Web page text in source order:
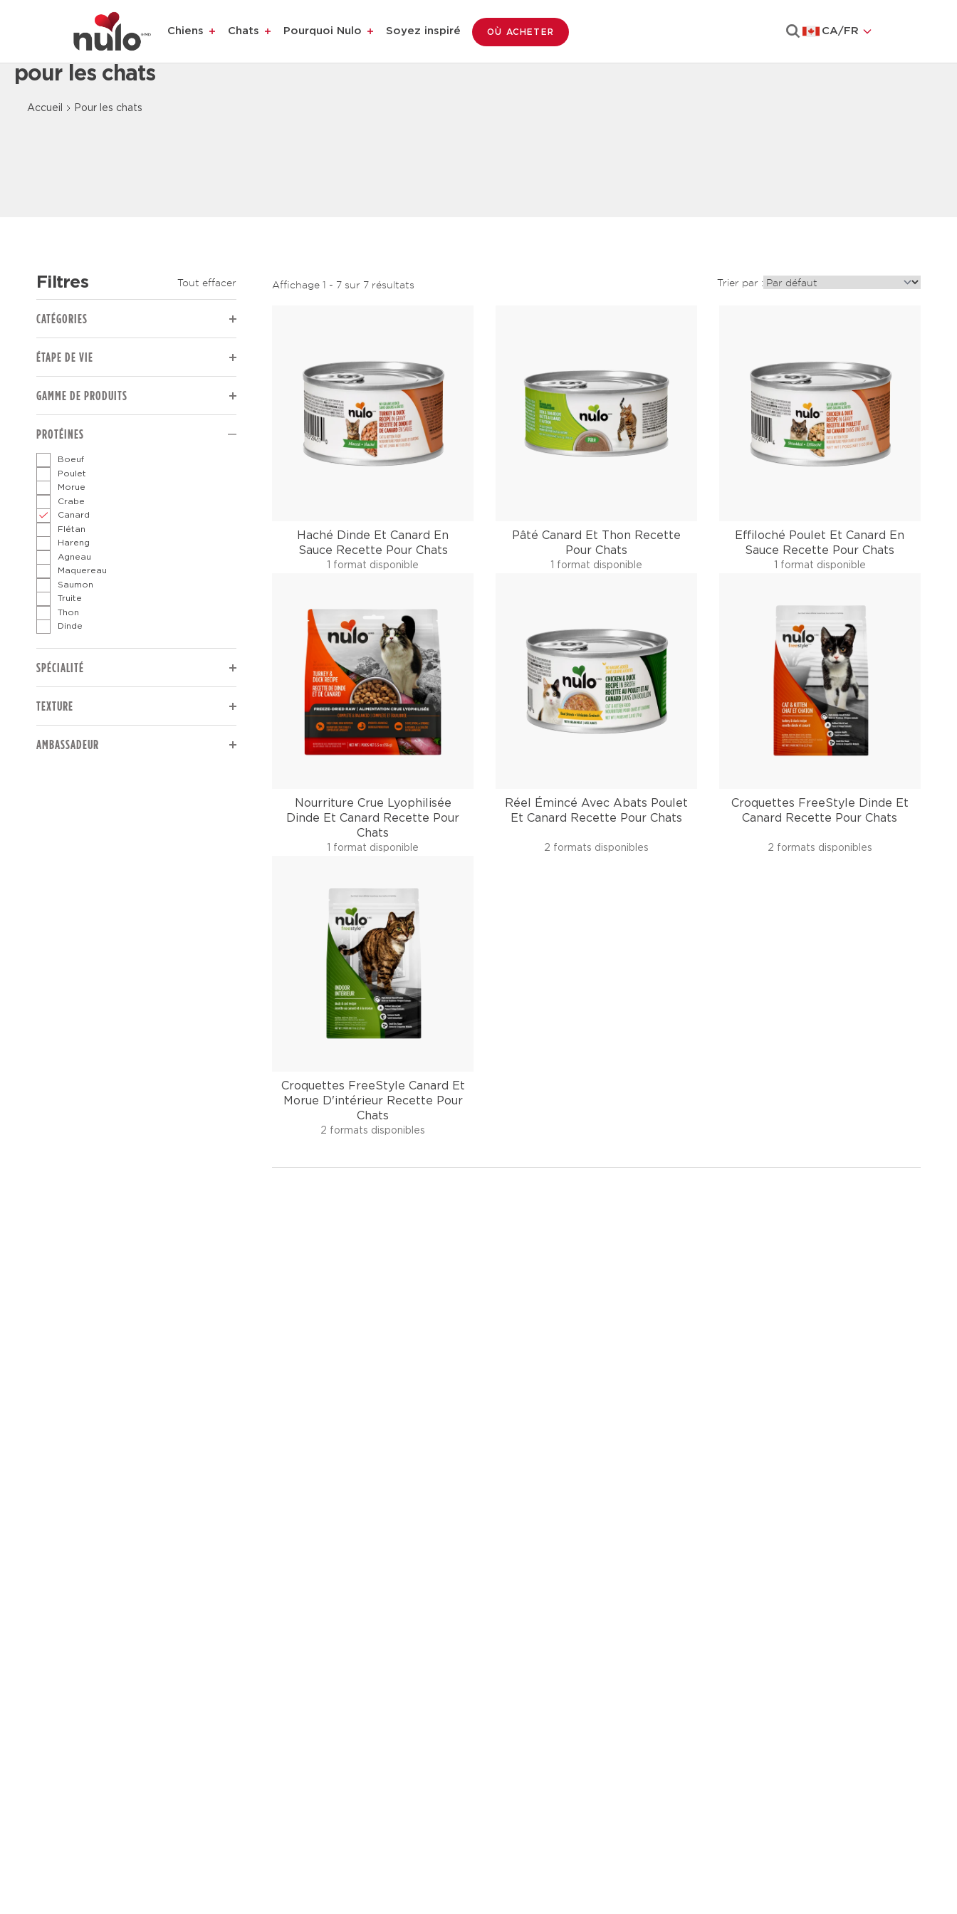
Chiens Chats Pourquoi Nulo Soyez inspiré OÙ ACHETER Rechercher
CA/ FR
Content Loaded
pour les chats
Accueil Pour les chats
Filtres Tout effacer
CATÉGORIES
ÉTAPE DE VIE
GAMME DE PRODUITS
PROTÉINES
Boeuf
Poulet
Morue
Crabe
Canard
Flétan
Hareng
Agneau
Maquereau
Saumon
Truite
Thon
Dinde
SPÉCIALITÉ
TEXTURE
AMBASSADEUR
Affichage 1 - 7 sur 7 résultats Trier par :
Haché Dinde Et Canard En
Sauce Recette Pour Chats
1 format disponible
Pâté Canard Et Thon Recette
Pour Chats
1 format disponible
Effiloché Poulet Et Canard En
Sauce Recette Pour Chats
1 format disponible
Nourriture Crue Lyophilisée
Dinde Et Canard Recette Pour
Chats
1 format disponible
Réel Émincé Avec Abats Poulet
Et Canard Recette Pour Chats
2 formats disponibles
Croquettes FreeStyle Dinde Et
Canard Recette Pour Chats
2 formats disponibles
Croquettes FreeStyle Canard Et
Morue D'intérieur Recette Pour
Chats
2 formats disponibles